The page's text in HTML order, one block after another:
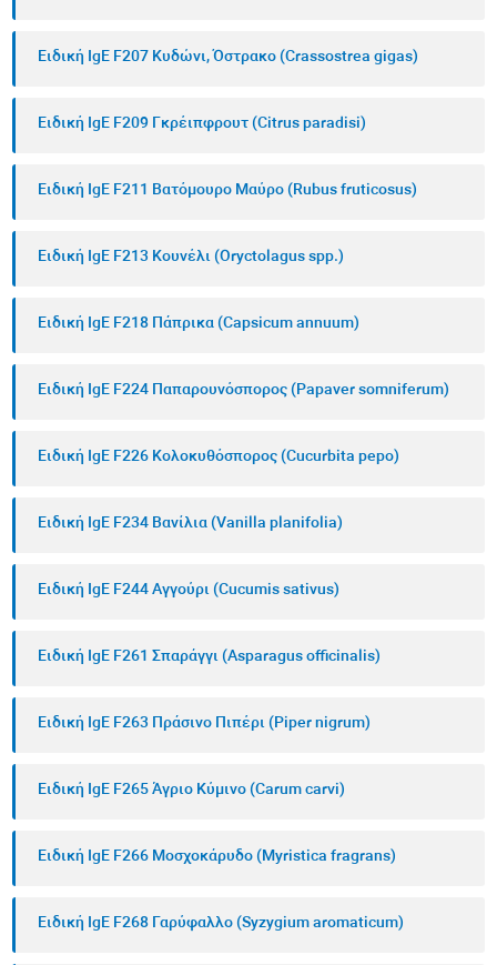
Ειδική IgE F207 Κυδώνι, Όστρακο (Crassostrea gigas)
Ειδική IgE F209 Γκρέιπφρουτ (Citrus paradisi)
Ειδική IgE F211 Βατόμουρο Μαύρο (Rubus fruticosus)
Ειδική IgE F213 Κουνέλι (Oryctolagus spp.)
Ειδική IgE F218 Πάπρικα (Capsicum annuum)
Ειδική IgE F224 Παπαρουνόσπορος (Papaver somniferum)
Ειδική IgE F226 Κολοκυθόσπορος (Cucurbita pepo)
Ειδική IgE F234 Βανίλια (Vanilla planifolia)
Ειδική IgE F244 Αγγούρι (Cucumis sativus)
Ειδική IgE F261 Σπαράγγι (Asparagus officinalis)
Ειδική IgE F263 Πράσινο Πιπέρι (Piper nigrum)
Ειδική IgE F265 Άγριο Κύμινο (Carum carvi)
Ειδική IgE F266 Μοσχοκάρυδο (Myristica fragrans)
Ειδική IgE F268 Γαρύφαλλο (Syzygium aromaticum)